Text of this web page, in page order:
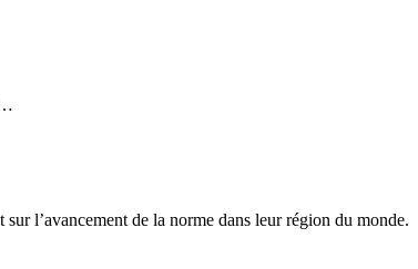
l’avancement de la norme dans leur région du monde.